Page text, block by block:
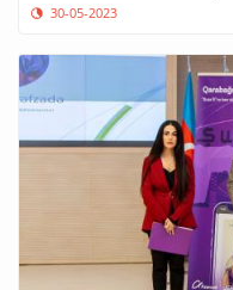
30-05-2023